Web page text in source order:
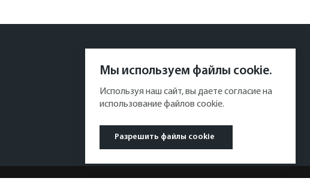
Мы используем файлы cookie.
Используя наш сайт, вы даете согласие на
использование файлов cookie.
Разрешить файлы cookie